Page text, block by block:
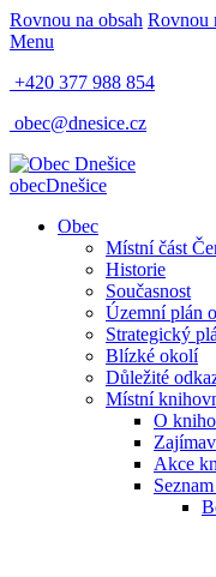
Rovnou na obsah Rovnou
Menu
+420 377 988 854
obec@dnesice.cz
obecDnešice
Obec
Místní část
Historie
Současnost
Územní plán
Strategický
Blízké okolí
Důležité
Místní
O
Akce